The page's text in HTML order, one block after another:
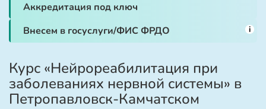
Аккредитация под ключ
Внесем в госуслуги/ФИС ФРДО
i
Курс «Нейрореабилитация при
заболеваниях нервной системы» в
Петропавловск-Камчатском